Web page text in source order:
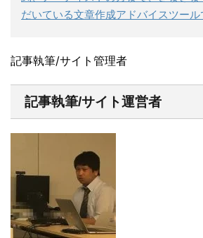
だいている文章作成アドバイスツール
記事執筆/サイト管理者
記事執筆/サイト運営者